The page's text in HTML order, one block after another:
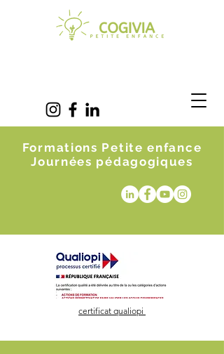
Formations Petite enfance
Journées pédagogiques
certificat qualiopi